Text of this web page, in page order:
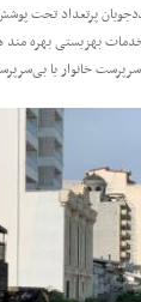
پرتعداد تحت